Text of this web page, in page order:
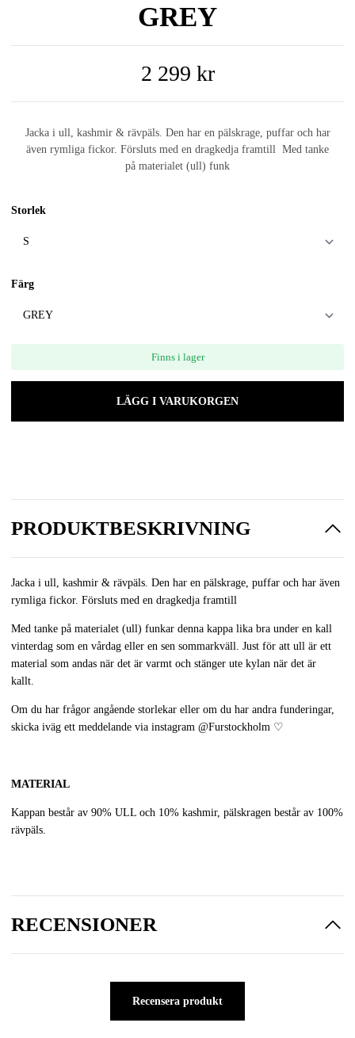
GREY
2 299 kr
Jacka i ull, kashmir & rävpäls. Den har en pälskrage, puffar och har
även rymliga fickor. Försluts med en dragkedja framtill Med tanke
på materialet (ull) funk
Storlek
Färg
Finns i lager
LÄGG I VARUKORGEN
PRODUKTBESKRIVNING
Jacka i ull, kashmir & rävpäls. Den har en pälskrage, puffar och har även
rymliga fickor. Försluts med en dragkedja framtill
Med tanke på materialet (ull) funkar denna kappa lika bra under en kall
vinterdag som en vårdag eller en sen sommarkväll. Just för att ull är ett
material som andas när det är varmt och stänger ute kylan när det är
kallt.
Om du har frågor angående storlekar eller om du har andra funderingar,
skicka iväg ett meddelande via instagram @Furstockholm ♡
MATERIAL
Kappan består av 90% ULL och 10% kashmir, pälskragen består av 100%
rävpäls.
RECENSIONER
Recensera produkt